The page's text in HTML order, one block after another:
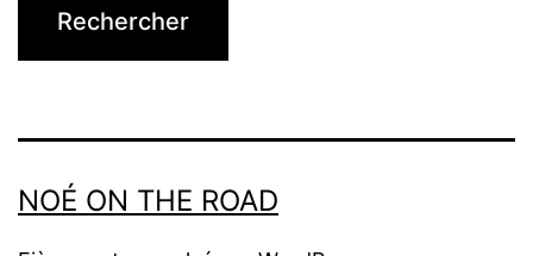
NOÉ ON THE ROAD